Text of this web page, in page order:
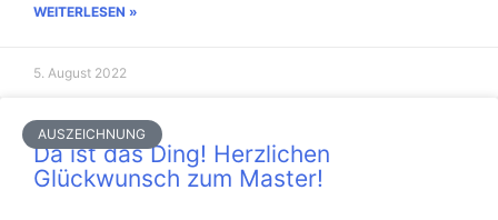
WEITERLESEN »
5. August 2022
AUSZEICHNUNG
Da ist das Ding! Herzlichen
Glückwunsch zum Master!